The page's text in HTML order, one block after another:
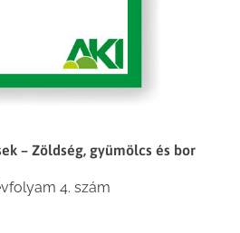
– Zöldség, gyümölcs és bor
4. szám